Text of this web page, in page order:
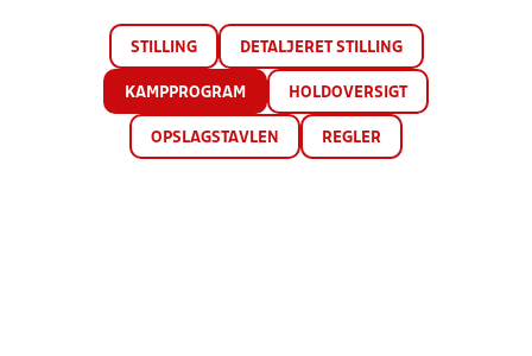
STILLING DETALJERET STILLING
KAMPPROGRAM HOLDOVERSIGT
OPSLAGSTAVLEN REGLER